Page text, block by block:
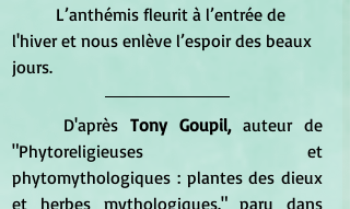
l'hiver et nous enlève l’espoir des beaux
jours.
	D'après
Tony Goupil, auteur de
"Phytoreligieuses et
phytomythologiques : plantes des dieux